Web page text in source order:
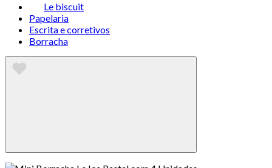
Le biscuit
Papelaria
Escrita e corretivos
Borracha